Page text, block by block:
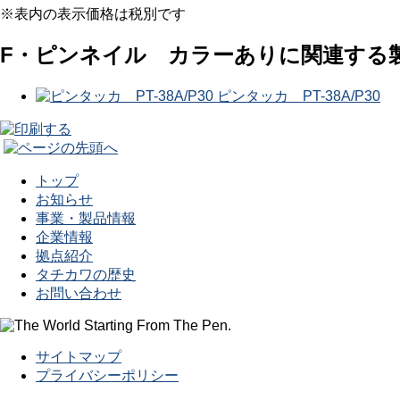
※表内の表示価格は税別です
F・ピンネイル カラーありに関連する
ピンタッカ PT-38A/P30
トップ
お知らせ
事業・製品情報
企業情報
拠点紹介
タチカワの歴史
お問い合わせ
サイトマップ
プライバシーポリシー